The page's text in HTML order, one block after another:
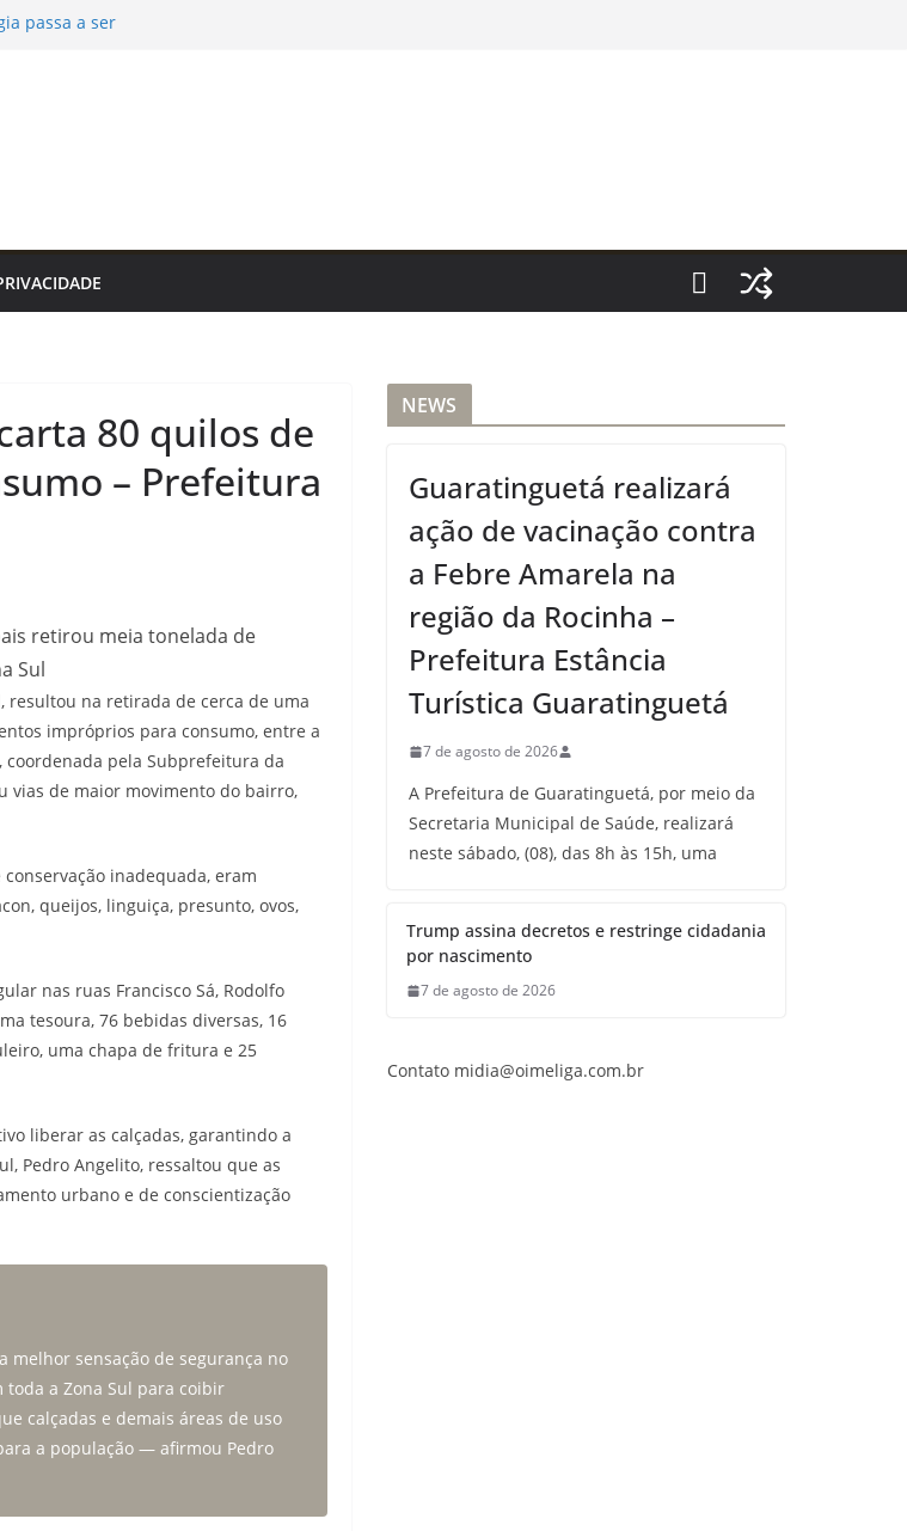
passa a ser
por
80 quilos de
– Prefeitura
retirou meia tonelada de
Sul
resultou na retirada de cerca de uma
impróprios para consumo, entre a
pela Subprefeitura da
vias de maior movimento do bairro,
inadequada, eram
queijos, linguiça, presunto, ovos,
nas ruas Francisco Sá, Rodolfo
tesoura, 76 bebidas diversas, 16
uma chapa de fritura e 25
liberar as calçadas, garantindo a
Pedro Angelito, ressaltou que as
urbano e de conscientização
sensação de segurança no
a Zona Sul para coibir
calçadas e demais áreas de uso
a população — afirmou Pedro
NEWS
Guaratinguetá realizará
ação de vacinação contra
a Febre Amarela na
região da Rocinha –
Prefeitura Estância
Turística Guaratinguetá
7 de agosto de 2026
A Prefeitura de Guaratinguetá, por meio da
Secretaria Municipal de Saúde, realizará
neste sábado, (08), das 8h às 15h, uma
Trump assina decretos e restringe cidadania
por nascimento
7 de agosto de 2026
Contato midia@oimeliga.com.br